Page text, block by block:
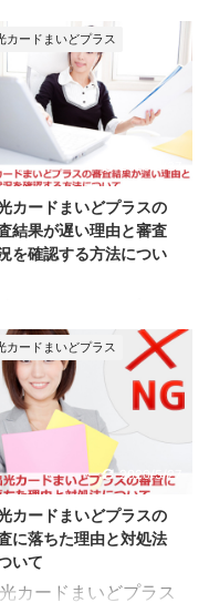
方法、あとからリボ
いにする時の注意点に
いてまとめてみまし
。 出光カードまいどプ
の支払い方法をあと
リボ払いに変更する
ここでのポイント
カードまいどプラス
あとからリボ払いに
できる 申込み方 ...
申し込みをする方法
いてご紹介していき
。 急な用事で現金が
要になったり、ショッ
グ枠だけでなくキャ
ング枠も利用したく
ことがあるかと思い
。 この記事では、出
ードまいどプラスの
ッシング枠の設定・
つのポイントについ
まとめてみました。 出
カードまいどプラスの
ッシング枠の設定・
込み方法 ここでのポ
ント カード発行後でも
込み可能 出光カード
サービスデスクから
申し込みをす ...
カードまいどプラス
2020/5/27
カードまいどプラスの
結果が遅い理由と審査
を確認する方法につい
審査結果が遅い理由
、審査状況を確認する
法についてご紹介して
ます。 カードの申込
したけれど審査の結
遅い時や、審査の結
通知がなかなか届かな
不安になりますよ
この記事では、出光
ドまいどプラスの審
果が遅くなる理由、
カードまいどプラス
2020/5/27
カードまいどプラスの
に落ちた理由と対処法
いて
カードまいどプラス